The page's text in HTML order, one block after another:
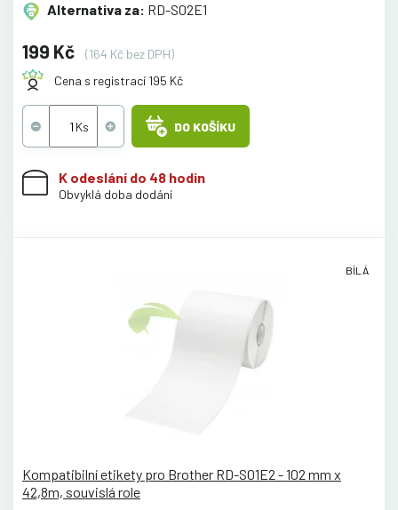
Alternativa za: RD-S02E1
199 Kč
(164 Kč bez DPH)
Cena s registrací 195 Kč
DO KOŠÍKU
K odeslání do 48 hodin
Obvyklá doba dodání
BÍLÁ
Kompatibilní etikety pro Brother RD-S01E2 - 102 mm x
42,8m, souvislá role